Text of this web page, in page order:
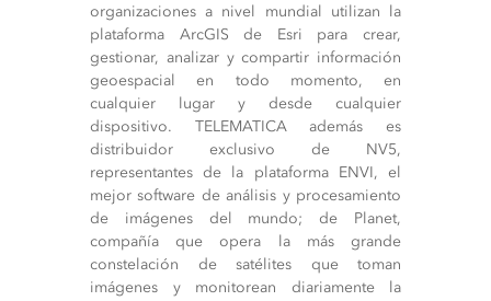
organizaciones a nivel mundial utilizan la
plataforma ArcGIS de Esri para crear,
gestionar, analizar y compartir información
geoespacial en todo momento, en
cualquier lugar y desde cualquier
dispositivo. TELEMATICA además es
distribuidor exclusivo de NV5,
representantes de la plataforma ENVI, el
mejor software de análisis y procesamiento
de imágenes del mundo; de Planet,
compañía que opera la más grande
constelación de satélites que toman
imágenes y monitorean diariamente la